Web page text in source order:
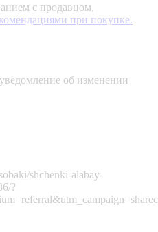
с продавцом,
при покупке.
об изменении
shchenki-alabay-
?